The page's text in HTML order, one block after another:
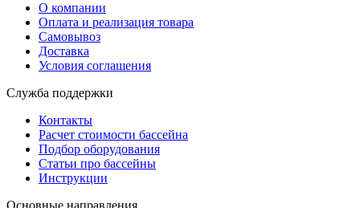
О компании
Оплата и реализация товара
Самовывоз
Доставка
Условия соглашения
Служба поддержки
Контакты
Расчет стоимости бассейна
Подбор оборудования
Статьи про бассейны
Инструкции